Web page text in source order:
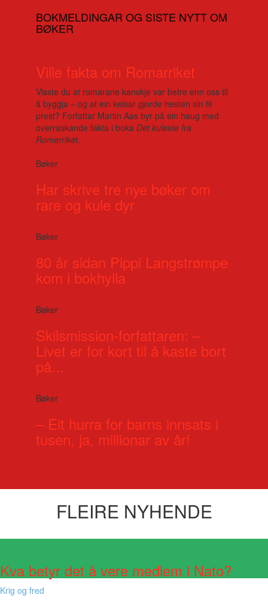
BOKMELDINGAR OG SISTE NYTT OM
BØKER
Ville fakta om Romarriket
Visste du at romarane kanskje var betre enn oss til
å byggja – og at ein keisar gjorde hesten sin til
prest? Forfattar Martin Aas byr på ein haug med
overraskande fakta i boka Det kuleste fra
Romerriket.
Bøker
Har skrive tre nye bøker om
rare og kule dyr
Bøker
80 år sidan Pippi Langstrømpe
kom i bokhylla
Bøker
Skilsmission-forfattaren: –
Livet er for kort til å kaste bort
på...
Bøker
– Eit hurra for barns innsats i
tusen, ja, millionar av år!
FLEIRE NYHENDE
Kva betyr det å vere medlem i Nato?
Krig og fred